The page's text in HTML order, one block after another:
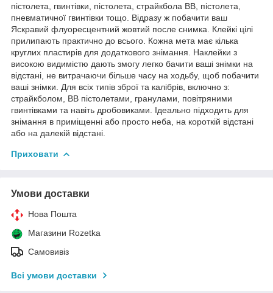
пістолета, гвинтівки, пістолета, страйкбола BB, пістолета,
пневматичної гвинтівки тощо. Відразу ж побачити ваш
Яскравий флуоресцентний жовтий после снимка. Клейкі цілі
прилипають практично до всього. Кожна мета має кілька
круглих пластирів для додаткового знімання. Наклейки з
високою видимістю дають змогу легко бачити ваші знімки на
відстані, не витрачаючи більше часу на ходьбу, щоб побачити
ваші знімки. Для всіх типів зброї та калібрів, включно з:
страйкболом, BB пістолетами, гранулами, повітряними
гвинтівками та навіть дробовиками. Ідеально підходить для
знімання в приміщенні або просто неба, на короткій відстані
або на далекій відстані.
Приховати
Умови доставки
Нова Пошта
Магазини Rozetka
Самовивіз
Всі умови доставки